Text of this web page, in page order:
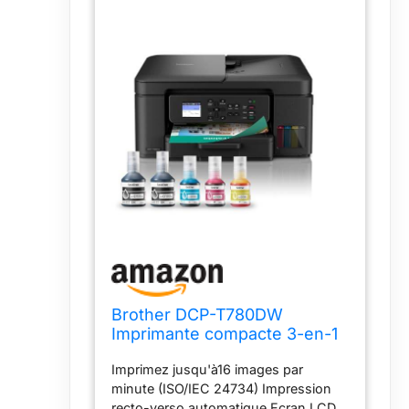
Brother DCP-T780DW
Imprimante compacte 3-en-1
réservoir d'encre sans Fil
Multifonction 3-en-1
Imprimez jusqu'à16 images par
minute (ISO/IEC 24734) Impression